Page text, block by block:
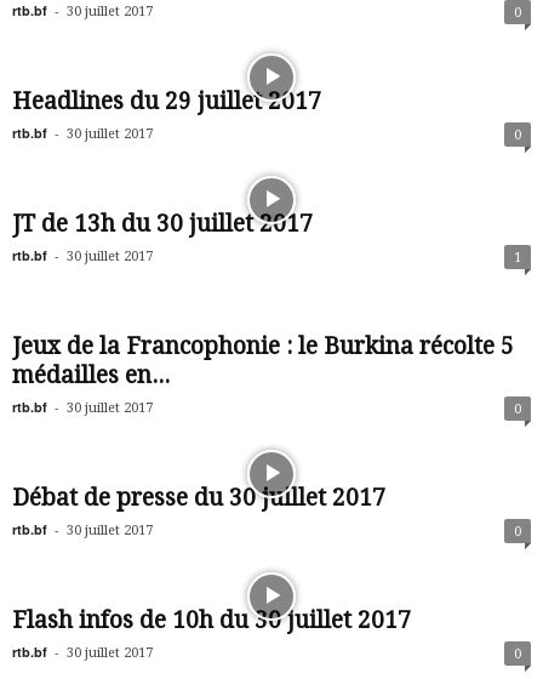
rtb.bf - 30 juillet 2017 0
Headlines du 29 juillet 2017
rtb.bf - 30 juillet 2017 0
JT de 13h du 30 juillet 2017
rtb.bf - 30 juillet 2017 1
Jeux de la Francophonie : le Burkina récolte 5
médailles en...
rtb.bf - 30 juillet 2017 0
Débat de presse du 30 juillet 2017
rtb.bf - 30 juillet 2017 0
Flash infos de 10h du 30 juillet 2017
rtb.bf - 30 juillet 2017 0